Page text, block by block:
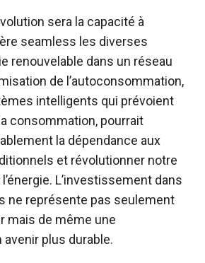
sera la capacité à
seamless les diverses
renouvelable dans un réseau
de l’autoconsommation,
intelligents qui prévoient
consommation, pourrait
la dépendance aux
et révolutionner notre
L’investissement dans
ne représente pas seulement
mais de même une
plus durable.